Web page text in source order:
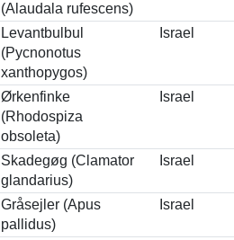
(Alaudala rufescens)
Levantbulbul
(Pycnonotus
xanthopygos)
Israel
Ørkenfinke
(Rhodospiza
obsoleta)
Israel
Skadegøg (Clamator
glandarius)
Israel
Gråsejler (Apus
pallidus)
Israel